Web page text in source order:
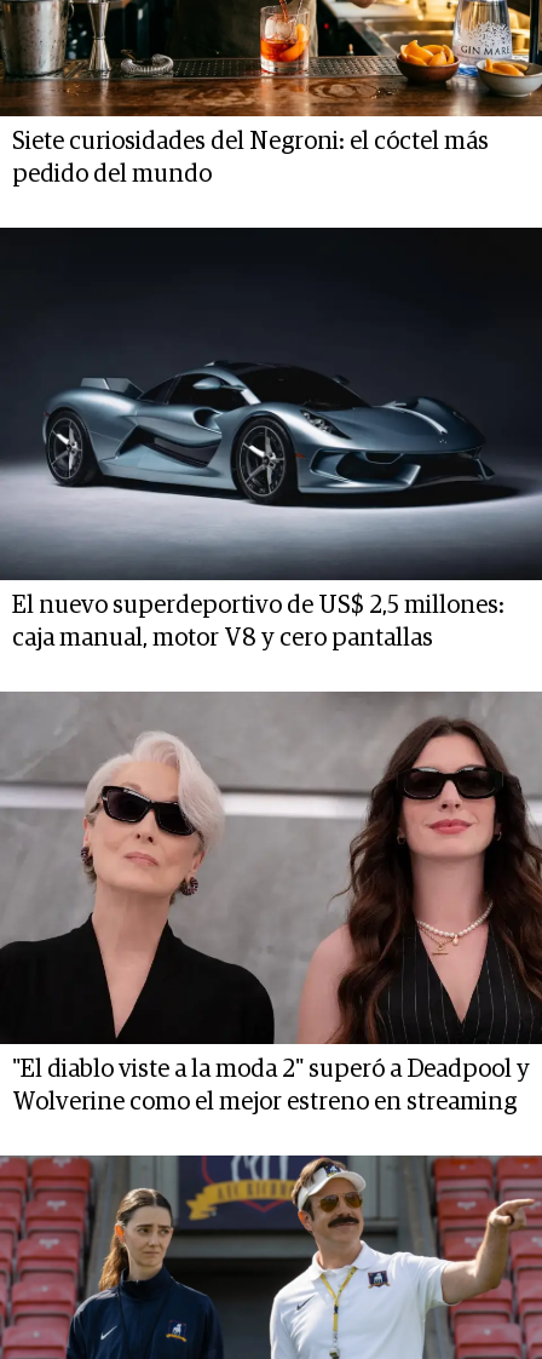
Siete curiosidades del Negroni: el cóctel más
pedido del mundo
El nuevo superdeportivo de US$ 2,5 millones:
caja manual, motor V8 y cero pantallas
"El diablo viste a la moda 2" superó a Deadpool y
Wolverine como el mejor estreno en streaming